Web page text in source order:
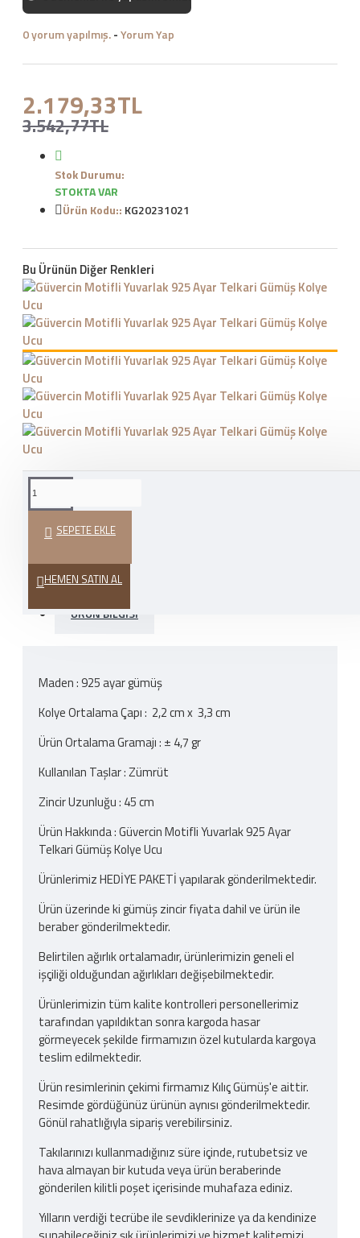
0 yorum yapılmış.-Yorum Yap
2.179,33TL
3.542,77TL
Stok Durumu:
STOKTA VAR
Ürün Kodu:: KG20231021
Bu Ürünün Diğer Renkleri
SEPETE EKLE
HEMEN SATIN AL
VER
HEDIYE PAKETI
ÜRÜN BILGISI
Maden : 925 ayar gümüş
Kolye Ortalama Çapı : 2,2 cm x 3,3 cm
Ürün Ortalama Gramajı : ± 4,7 gr
Kullanılan Taşlar : Zümrüt
Zincir Uzunluğu : 45 cm
Ürün Hakkında : Güvercin Motifli Yuvarlak 925 Ayar
Telkari Gümüş Kolye Ucu
Ürünlerimiz HEDİYE PAKETİ yapılarak gönderilmektedir.
Ürün üzerinde ki gümüş zincir fiyata dahil ve ürün ile
beraber gönderilmektedir.
Belirtilen ağırlık ortalamadır, ürünlerimizin geneli el
işçiliği olduğundan ağırlıkları değişebilmektedir.
Ürünlerimizin tüm kalite kontrolleri personellerimiz
tarafından yapıldıktan sonra kargoda hasar
görmeyecek şekilde firmamızın özel kutularda kargoya
teslim edilmektedir.
Ürün resimlerinin çekimi firmamız Kılıç Gümüş'e aittir.
Resimde gördüğünüz ürünün aynısı gönderilmektedir.
Gönül rahatlığıyla sipariş verebilirsiniz.
Takılarınızı kullanmadığınız süre içinde, rutubetsiz ve
hava almayan bir kutuda veya ürün beraberinde
gönderilen kilitli poşet içerisinde muhafaza ediniz.
Yılların verdiği tecrübe ile sevdiklerinize ya da kendinize